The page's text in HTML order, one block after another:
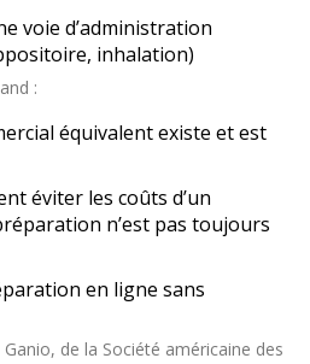
voie d’administration
inhalation)
:
équivalent existe et est
éviter les coûts d’un
n’est pas toujours
en ligne sans
de la Société américaine des